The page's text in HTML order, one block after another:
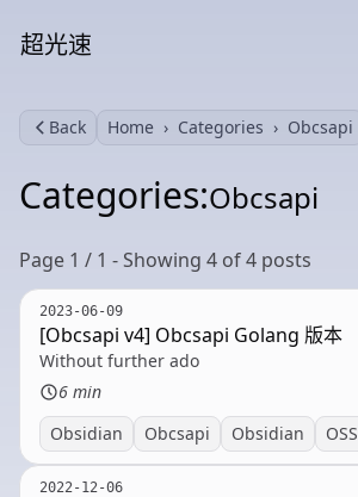
超光速
Back Home Categories Obcsapi
Categories:Obcsapi
Page 1 / 1 - Showing 4 of 4 posts
2023-06-09
[Obcsapi v4] Obcsapi Golang 版本
Without further ado
6 min
Obsidian
Obcsapi Obsidian OSS
2022-12-06